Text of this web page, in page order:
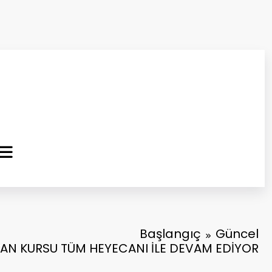
Başlangıç
Güncel
KURSU TÜM HEYECANI İLE DEVAM EDİYOR